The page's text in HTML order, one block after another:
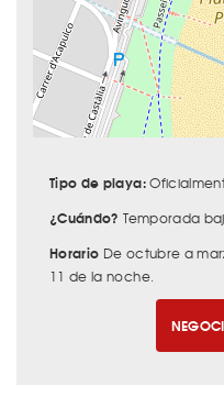
Tipo de playa:
¿Cuándo? Temporada
Horario De octubre a
11 de la noche.